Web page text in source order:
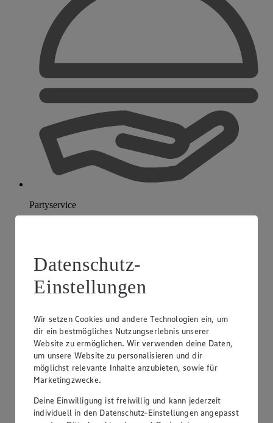
Partyservice
Datenschutz-
Einstellungen
Wir setzen Cookies und andere Technologien ein, um
dir ein bestmögliches Nutzungserlebnis unserer
Website zu ermöglichen. Wir verwenden deine Daten,
um unsere Website zu personalisieren und dir
möglichst relevante Inhalte anzubieten, sowie für
Marketingzwecke.
Deine Einwilligung ist freiwillig und kann jederzeit
individuell in den Datenschutz-Einstellungen angepasst